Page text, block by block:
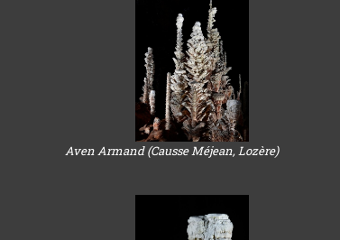
Aven Armand (Causse Méjean, Lozère)